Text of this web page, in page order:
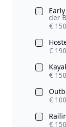
der
€
€
€
€
€